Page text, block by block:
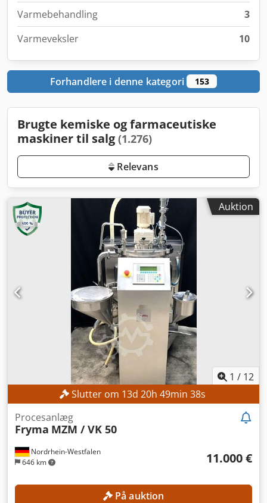
Varmebehandling
3
Varmeveksler
10
Forhandlere i denne kategori 153
Brugte kemiske og farmaceutiske
maskiner til salg (1.276)
Relevans
Auktion
1 / 12
Slutter om 13d 20h 49min 36s
Nordrhein-Westfalen
646 km
Procesanlæg
Fryma MZM / VK 50
11.000 €
På auktion